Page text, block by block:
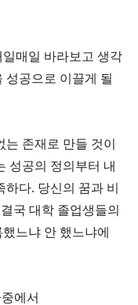
매일 바라보고 생각
성공으로 이끌게 될
존재로 만들 것이
성공의 정의부터 내
다. 당신의 꿈과 비
국 대학 졸업생들의
느냐 안 했느냐에
에서